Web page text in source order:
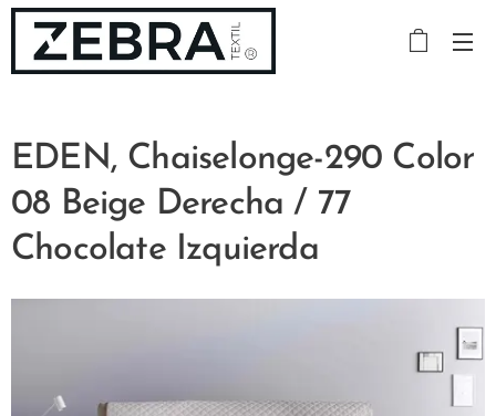
EDEN, Chaiselonge-290 Color
08 Beige Derecha / 77
Chocolate Izquierda